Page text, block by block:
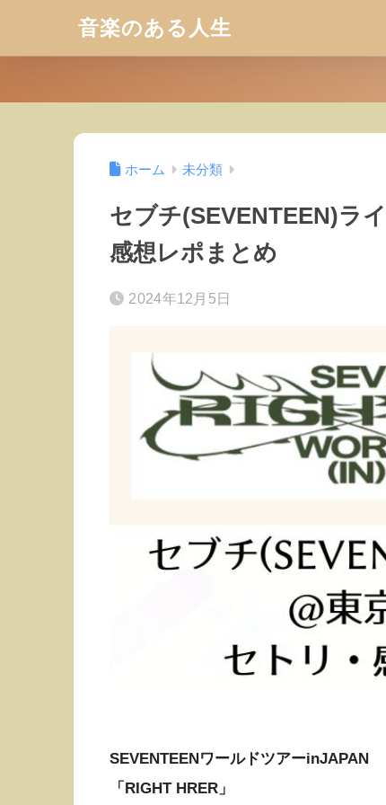
音楽のある人生
ホーム 未分類
セブチ(SEVENTEEN)ラ
感想レポまとめ
2024年12月5日
SEVENTEENワールドツアーinJAPAN
「RIGHT HRER」